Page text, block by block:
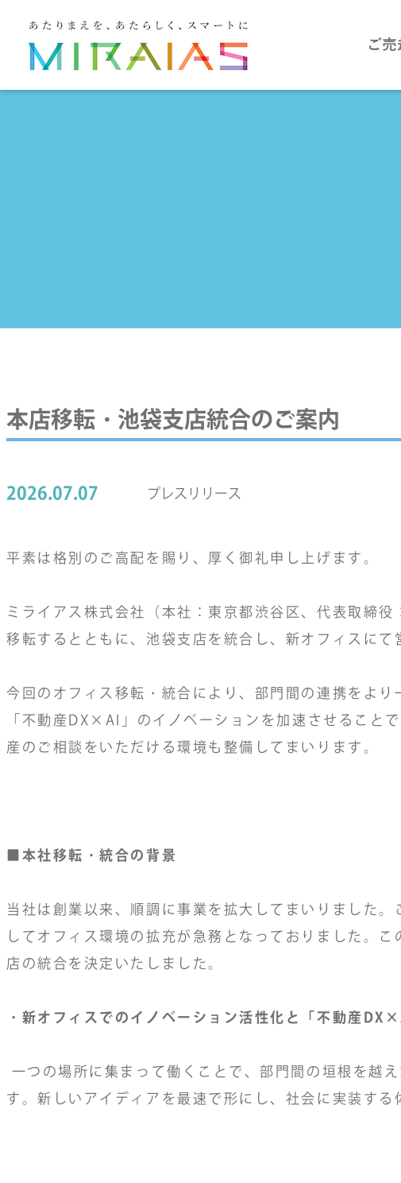
ご
本店移転・池袋支店統合のご案内
2026.07.07 プレスリリース
平素は格別のご高配を賜り、厚く御礼申し上げます。
ミライアス株式会社（本社：東京都渋谷区、代表取締
移転するとともに、池袋支店を統合し、新オフィスにて
今回のオフィス移転・統合により、部門間の連携をよ
「不動産DX×AI」のイノベーションを加速させること
産のご相談をいただける環境も整備してまいります。
■本社移転・統合の背景
当社は創業以来、順調に事業を拡大してまいりました
してオフィス環境の拡充が急務となっておりました。
店の統合を決定いたしました。
・新オフィスでのイノベーション活性化と「不動産
一つの場所に集まって働くことで、部門間の垣根を越
す。新しいアイディアを最速で形にし、社会に実装する